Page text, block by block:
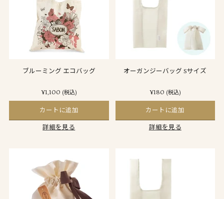
ブルーミング エコバッグ
¥1,100 (税込)
カートに追加
詳細を見る
オーガンジーバッグ Sサイズ
¥180 (税込)
カートに追加
詳細を見る